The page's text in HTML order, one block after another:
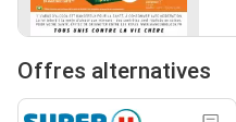
Offres alternatives